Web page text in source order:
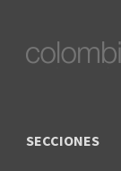
SECCIONES